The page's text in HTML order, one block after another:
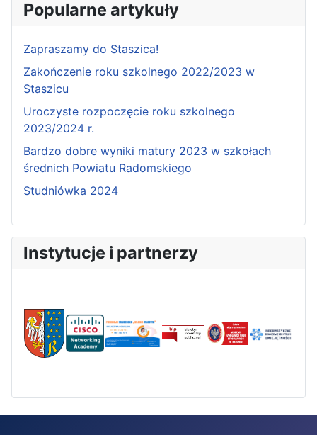
Pierwszy tydzień praktyk
w Portugalii za nami!
Popularne artykuły
Zapraszamy do Staszica!
Zakończenie roku szkolnego 2022/2023 w
Staszicu
Uroczyste rozpoczęcie roku szkolnego
2023/2024 r.
Bardzo dobre wyniki matury 2023 w szkołach
średnich Powiatu Radomskiego
Studniówka 2024
Instytucje i partnerzy